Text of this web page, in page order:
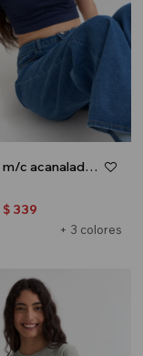
Remera m/c acanalada cuello a la base - Azul marino
+ 3 colores
$ 339